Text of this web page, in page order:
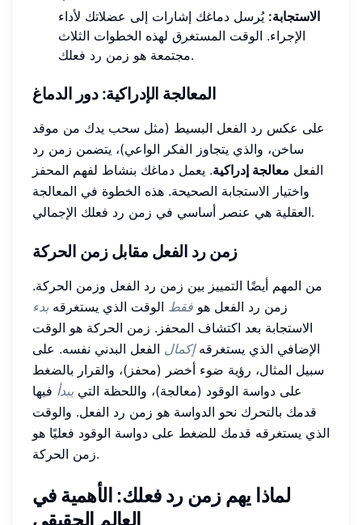
الاستجابة: يُرسل دماغك إشارات إلى عضلاتك لأداء
الإجراء. الوقت المستغرق لهذه الخطوات الثلاث
مجتمعة هو زمن رد فعلك.
المعالجة الإدراكية: دور الدماغ
على عكس رد الفعل البسيط (مثل سحب يدك من موقد
ساخن، والذي يتجاوز الفكر الواعي)، يتضمن زمن رد
الفعل معالجة إدراكية. يعمل دماغك بنشاط لفهم المحفز
واختيار الاستجابة الصحيحة. هذه الخطوة في المعالجة
العقلية هي عنصر أساسي في زمن رد فعلك الإجمالي.
زمن رد الفعل مقابل زمن الحركة
من المهم أيضًا التمييز بين زمن رد الفعل وزمن الحركة.
زمن رد الفعل هو فقط الوقت الذي يستغرقه بدء
الاستجابة بعد اكتشاف المحفز. زمن الحركة هو الوقت
الإضافي الذي يستغرقهإكمال الفعل البدني نفسه. على
سبيل المثال، رؤية ضوء أخضر (محفز)، والقرار بالضغط
على دواسة الوقود (معالجة)، واللحظة التي يبدأ فيها
قدمك بالتحرك نحو الدواسة هو زمن رد الفعل. والوقت
الذي يستغرقه قدمك للضغط على دواسة الوقود فعليًا هو
زمن الحركة.
لماذا يهم زمن رد فعلك: الأهمية في
العالم الحقيقي